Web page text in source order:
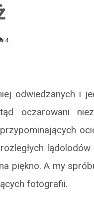
4
odwiedzanych i
oczarowani
lądolodów
piękno. A my
fotografii.